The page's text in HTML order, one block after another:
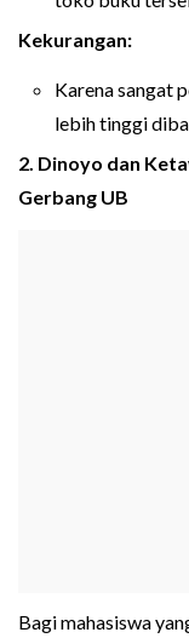
Kekurangan:
Karena sangat
lebih tinggi
2. Dinoyo dan
Gerbang UB
Bagi mahasiswa